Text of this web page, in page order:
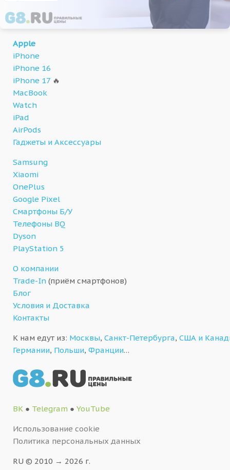
Apple
iPhone
iPhone 16
iPhone 17 🔥
MacBook
Watch
iPad
AirPods
Гаджеты и Аксессуары
Samsung
Xiaomi
OnePlus
Google Pixel
Смартфоны Б/У
Телефоны BQ
Dyson
PlayStation 5
О компании
Trade-In (приём смартфонов)
Блог
Условия и Доставка
Контакты
К нам едут из: Москвы, Санкт-Петербурга, США и
Германии, Польши, Франции…
ВК ● Telegram ● YouTube
Использование cookie
Политика персональных данных
RU © 2010 → 2026 г.